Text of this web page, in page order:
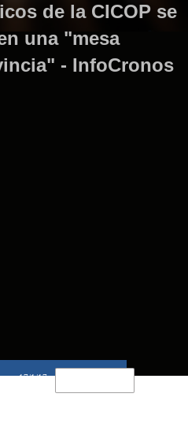
de la CICOP se
una "mesa
- InfoCronos
17/1/17